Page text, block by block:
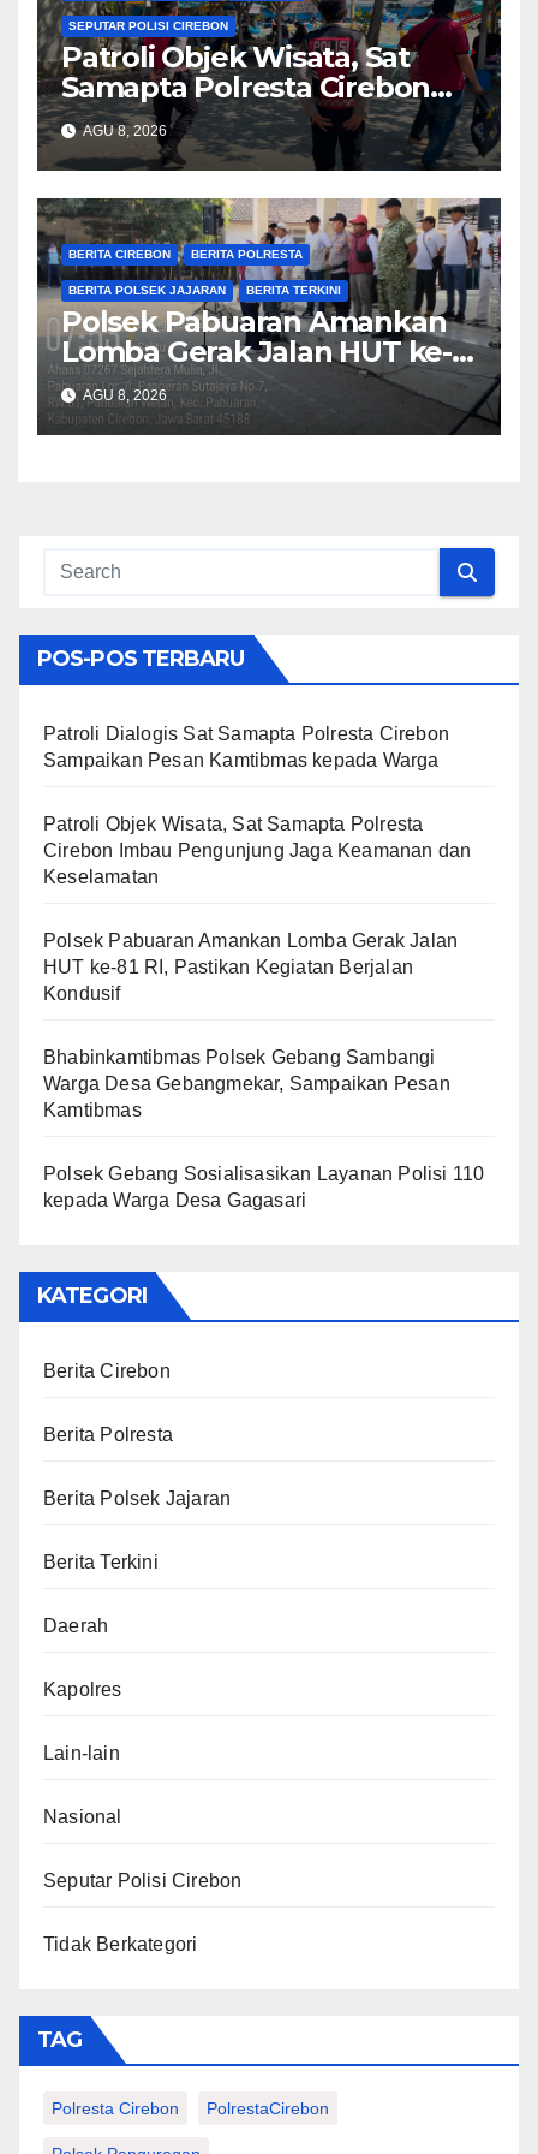
SEPUTAR POLISI CIREBON
Patroli Objek Wisata, Sat
Samapta Polresta Cirebon
Imbau Pengunjung Jaga
Keamanan dan Keselamatan
AGU 8, 2026
BERITA CIREBON BERITA POLRESTA
BERITA POLSEK JAJARAN BERITA TERKINI
Polsek Pabuaran Amankan
Lomba Gerak Jalan HUT ke-
81 RI, Pastikan Kegiatan
Berjalan Kondusif
AGU 8, 2026
POS-POS TERBARU
Patroli Dialogis Sat Samapta Polresta Cirebon
Sampaikan Pesan Kamtibmas kepada Warga
Patroli Objek Wisata, Sat Samapta Polresta
Cirebon Imbau Pengunjung Jaga Keamanan dan
Keselamatan
Polsek Pabuaran Amankan Lomba Gerak Jalan
HUT ke-81 RI, Pastikan Kegiatan Berjalan
Kondusif
Bhabinkamtibmas Polsek Gebang Sambangi
Warga Desa Gebangmekar, Sampaikan Pesan
Kamtibmas
Polsek Gebang Sosialisasikan Layanan Polisi 110
kepada Warga Desa Gagasari
KATEGORI
Berita Cirebon
Berita Polresta
Berita Polsek Jajaran
Berita Terkini
Daerah
Kapolres
Lain-lain
Nasional
Seputar Polisi Cirebon
Tidak Berkategori
TAG
Polresta Cirebon PolrestaCirebon